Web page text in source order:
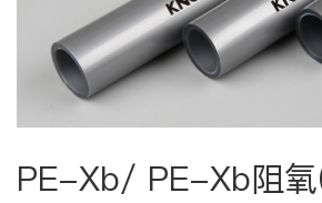
PE-Xb/ PE-Xb阻氧